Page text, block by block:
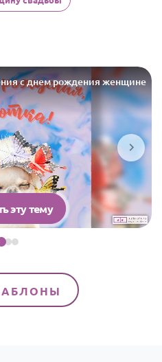
с днем рождения женщине
эту тему